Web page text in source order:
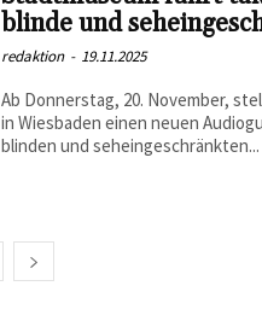
blinde und
redaktion - 19.11.2025
Ab Donnerstag, 20. November,
in Wiesbaden einen neuen
blinden und seheingeschränkten...